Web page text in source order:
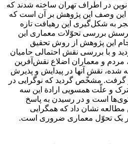
در اطراف تهران ساخته شدند که
این وصف این پژوهش بر آن است که
به شکل‌گیری این رهیافت تازه
پرسش بررسی تحوّلات معماری این
این پژوهش از روش تحقیق
و با بررسی نقش احتمالی حامیان
و معماران اضلاع نقش‌آفرین
شده، نقش آنها در پیدایش و پذیرش
گرفت. مشخّص گردید که نوگرایی در
و علّت همسویی ارادة این سه
‌است و در رسیدن به پاسخ
مطالعه نشان داد که همگرایی
یک تحوّل معماری ضروری است.